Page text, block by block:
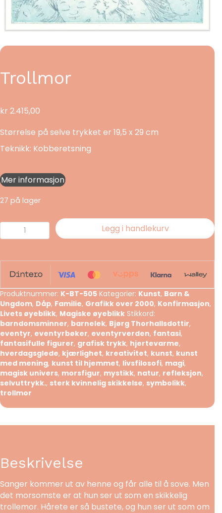
Trollmor
kr 2.415,00
Størrelse på selve trykket er 19,5 x 29 cm
Teknikk: Kobberetsning
Mer informasjon
27 på lager
Trollmor
antall
Legg i handlekurv
Produktnummer: K-BT-505 Kategorier: Kunst, Barn &
Ungdom, Dåp, Familie, Grafikk over 2000, Konfirmasjon,
Livets øyeblikk, Magiske øyeblikk Stikkord:
barndomsminner, barnelek, Bjørg Thorhallsdottir,
eventyr, eventyrbøker, eventyrverden, fantasi,
fantasifulle figurer, grafisk trykk, hjertevarme,
hverdagsglede, kjærlighet, kreativitet, kunst, kunst
med mening, kunst til hjemmet, livsfilosofi, magi,
magisk univers, morsfigur, mystikk, natur, refleksjon,
selvuttrykk., sterk kvinnelig skikkelse, symbolikk,
trollmor
Beskrivelse
Sanger kommer ut av henne og får alle til å sove. Men
det morsomste er at hun ser ut som en skikkelig
trollemor. Hårete er så bustete, og hun ser ut som om